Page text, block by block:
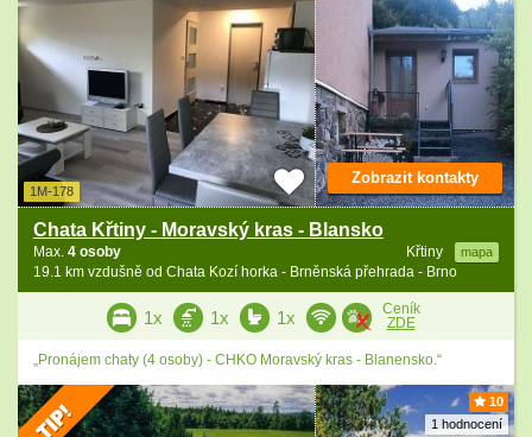
1M-178
Chata Křtiny - Moravský kras - Blansko
Křtiny mapa
Max. 4 osoby
19.1 km vzdušně od Chata Kozí horka - Brněnská přehrada - Brno
Zobrazit kontakty
1x 1x 1x
Ceník
ZDE
„Pronájem chaty (4 osoby) - CHKO Moravský kras - Blanensko.“
10
1 hodnocení